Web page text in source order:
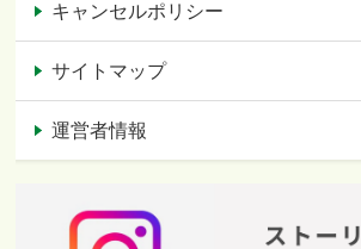
キャンセルポリシー
サイトマップ
運営者情報